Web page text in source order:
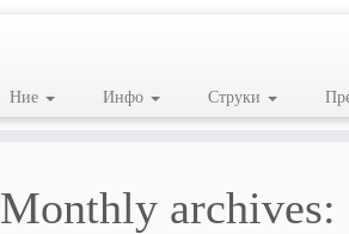
Ние Инфо Струки
Monthly archives: